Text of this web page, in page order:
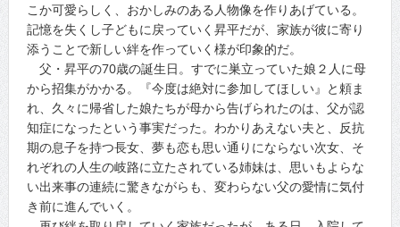
こか可愛らしく、おかしみのある人物像を作りあげている。
記憶を失くし子どもに戻っていく昇平だが、家族が彼に寄り
添うことで新しい絆を作っていく様が印象的だ。
父・昇平の70歳の誕生日。すでに巣立っていた娘２人に母
から招集がかかる。『今度は絶対に参加してほしい』と頼ま
れ、久々に帰省した娘たちが母から告げられたのは、父が認
知症になったという事実だった。わかりあえない夫と、反抗
期の息子を持つ長女、夢も恋も思い通りにならない次女、そ
れぞれの人生の岐路に立たされている姉妹は、思いもよらな
い出来事の連続に驚きながらも、変わらない父の愛情に気付
き前に進んでいく。